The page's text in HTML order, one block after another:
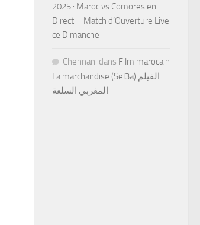
2025 : Maroc vs Comores en
Direct – Match d’Ouverture Live
ce Dimanche
Chennani dans Film marocain
La marchandise (Sel3a) الفيلم
المغربي السلعة